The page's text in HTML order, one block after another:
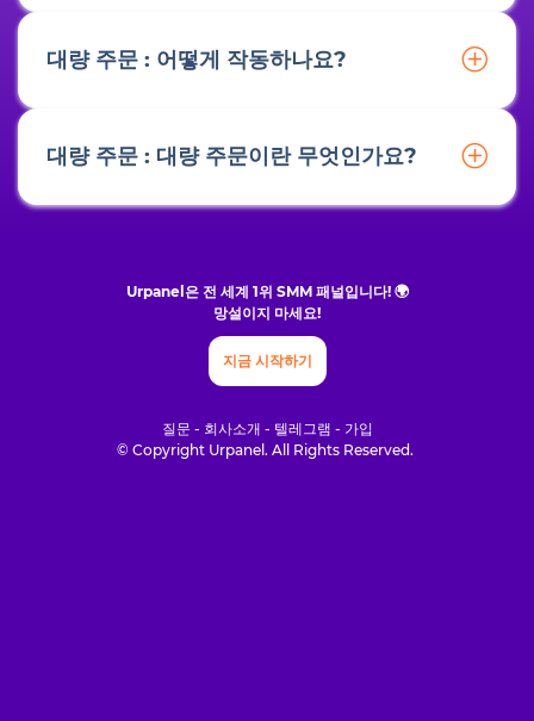
대량 주문 : 어떻게 작동하나요?
대량 주문 : 대량 주문이란 무엇인가요?
Urpanel은 전 세계 1위 SMM 패널입니다! 🌍
망설이지 마세요!
지금 시작하기
질문 - 회사소개 - 텔레그램 - 가입
© Copyright Urpanel. All Rights Reserved.